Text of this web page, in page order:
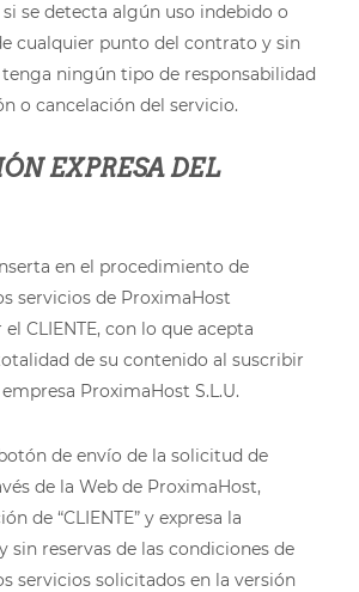
se detecta algún uso indebido o
cualquier punto del contrato y sin
ningún tipo de responsabilidad
o cancelación del servicio.
EXPRESA DEL
en el procedimiento de
servicios de ProximaHost
CLIENTE, con lo que acepta
de su contenido al suscribir
ProximaHost S.L.U.
de envío de la solicitud de
de la Web de ProximaHost,
de “CLIENTE” y expresa la
sin reservas de las condiciones de
servicios solicitados en la versión